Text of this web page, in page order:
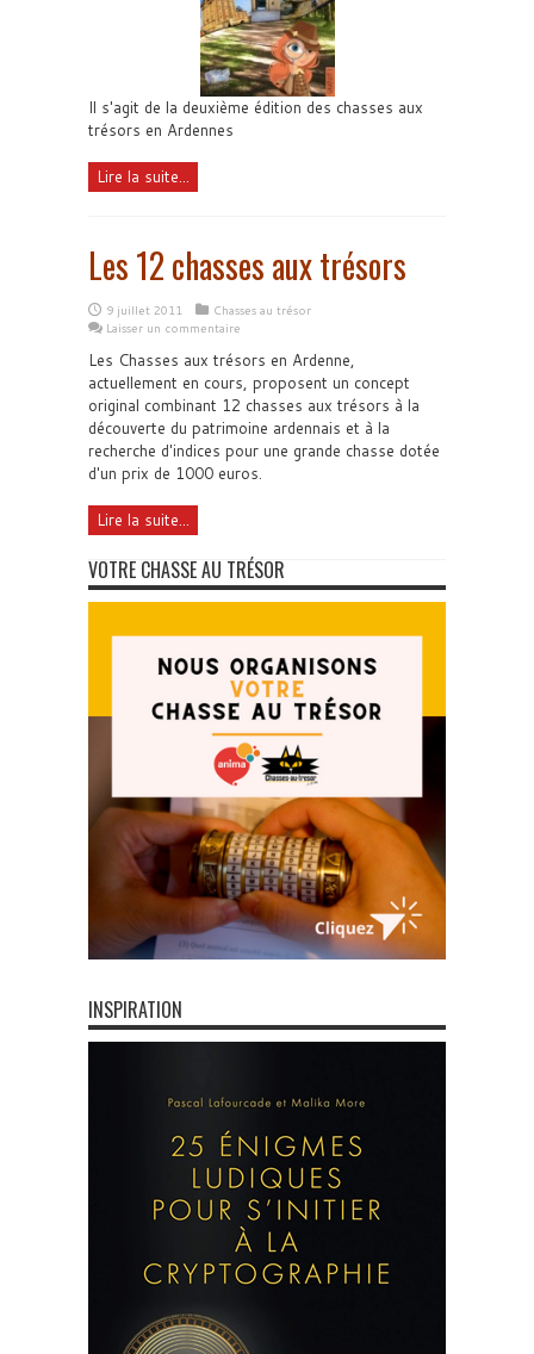
Il s'agit de la deuxième édition des chasses aux
trésors en Ardennes
Lire la suite...
Les 12 chasses aux trésors
9 juillet 2011
Chasses au trésor
Laisser un commentaire
Les Chasses aux trésors en Ardenne,
actuellement en cours, proposent un concept
original combinant 12 chasses aux trésors à la
découverte du patrimoine ardennais et à la
recherche d'indices pour une grande chasse dotée
d'un prix de 1000 euros.
Lire la suite...
VOTRE CHASSE AU TRÉSOR
INSPIRATION